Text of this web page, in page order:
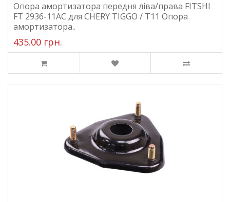
Опора амортизатора передня ліва/права FITSHI
FT 2936-11AC для CHERY TIGGO / T11 Опора
амортизатора..
435.00 грн.